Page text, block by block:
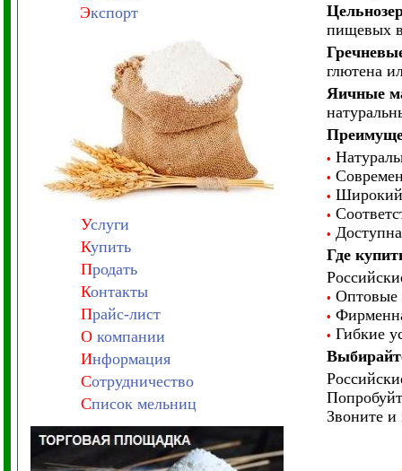
Экспорт
Услуги
Купить
Продать
Контакты
Прайс-лист
Окомпании
Информация
Сотрудничество
Список мельниц
пищевых
глютена
Яичные
•
•
• Широкий
•
•
Где
• Оптовые
•
• Гибкие
Звоните и